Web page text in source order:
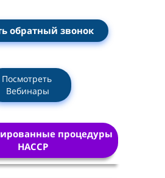
обратный звонок
Посмотреть
Вебинары
процедуры
HACCP